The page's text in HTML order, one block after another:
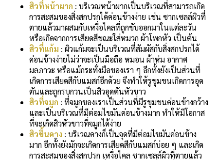
สิวที่หน้าผาก : บริเวณหน้าผากเป็นบริเวณที่สามารถเกิด
การสะสมของสิ่งสกปรกได้ค่อนข้างง่าย เช่น ซากเซลล์ผิวที่
ตายแล้วมาผสมกับเหงื่อไคลที่ถูกขับออกมาในแต่ละวัน
หรือเกิดจากการเสียดสีขณะใส่หมวก ผ้าโพกหัว เป็นต้น
สิวที่แก้ม : ผิวแก้มจะเป็นบริเวณที่สัมผัสกับสิ่งสกปรกได้
ค่อนข้างง่ายไม่ว่าจะเป็นมือถือ หมอน ผ้าห่ม อากาศ
มลภาวะ หรือแม้กระทั่งมือของเรา ๆ อีกทั้งยังเป็นส่วนที่
เกิดการเสียดสีกับแมสก์อีกด้วย จึงทำให้รูขุมขนเกิดการอุด
ตันและถูกรบกวนเป็นสิวอุดตันหัวขาว
สิวที่จมูก : ที่จมูกของเราเป็นส่วนที่มีรูขุมขนค่อนข้างกว้าง
และเป็นบริเวณที่มีต่อมไขมันค่อนข้างมาก ทำให้มีโอกาส
ที่จะเกิดสิวหัวขาวที่จมูกได้ง่าย
สิวขึ้นคาง : บริเวณคางก็เป็นจุดที่มีต่อมไขมันค่อนข้าง
มาก อีกทั้งยังมักจะเกิดการเสียดสีกับแมสก์บ่อย ๆ และเกิด
การสะสมของสิ่งสกปรก เหงื่อไคล ซากเซลล์ผิวที่ตายแล้ว